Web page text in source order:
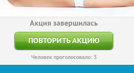
Акция завершилась
ПОВТОРИТЬ АКЦИЮ
Человек проголосовало: 3